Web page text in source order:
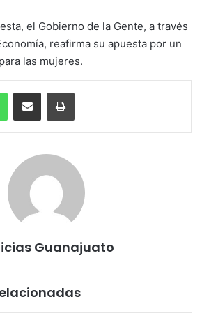
el Gobierno de la Gente, a través
reafirma su apuesta por un
las mujeres.
Guanajuato